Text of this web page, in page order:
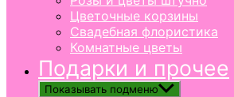
Цветочные корзины
Свадебная флористика
Комнатные цветы
Подарки и прочее
Показывать подменю